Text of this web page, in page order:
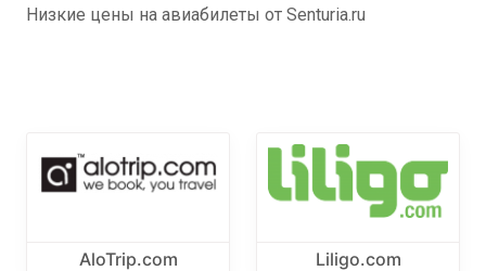
Низкие цены на авиабилеты от Senturia.ru
AloTrip.com Liligo.com